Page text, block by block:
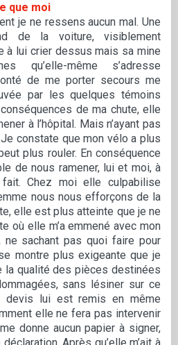
que moi
je ne ressens aucun mal. Une
de la voiture, visiblement
à lui crier dessus mais sa mine
qu’elle-même s’adresse
de me porter secours me
par les quelques témoins
de ma chute, elle
à l’hôpital. Mais n’ayant pas
constate que mon vélo a plus
plus rouler. En conséquence
de nous ramener, lui et moi, à
Chez moi elle culpabilise
nous nous efforçons de la
elle est plus atteinte que je ne
où elle m’a emmené avec mon
ne sachant pas quoi faire pour
montre plus exigeante que je
la qualité des pièces destinées
sans lésiner sur ce
devis lui est remis en même
elle ne fera pas intervenir
donne aucun papier à signer,